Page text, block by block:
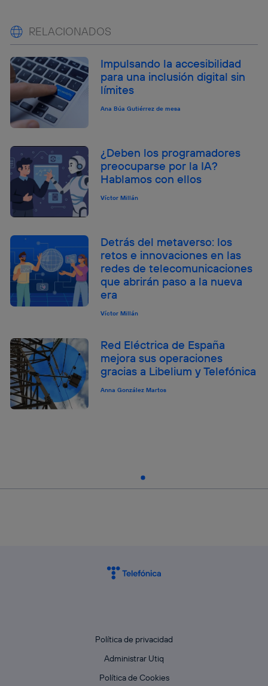
RELACIONADOS
Impulsando la accesibilidad
para una inclusión digital sin
límites
Ana Búa Gutiérrez de mesa
¿Deben los programadores
preocuparse por la IA?
Hablamos con ellos
Víctor Millán
Detrás del metaverso: los
retos e innovaciones en las
redes de telecomunicaciones
que abrirán paso a la nueva
era
Víctor Millán
Red Eléctrica de España
mejora sus operaciones
gracias a Libelium y Telefónica
Anna González Martos
Política de privacidad
Administrar Utiq
Política de Cookies